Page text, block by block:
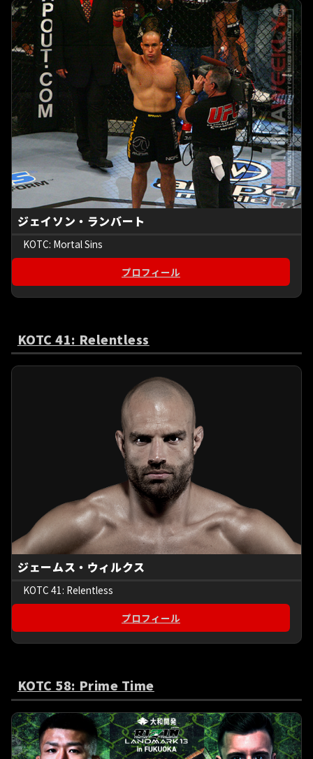
ジェイソン・ランバート
KOTC: Mortal Sins
プロフィール
KOTC 41: Relentless
ジェームス・ウィルクス
KOTC 41: Relentless
プロフィール
KOTC 58: Prime Time